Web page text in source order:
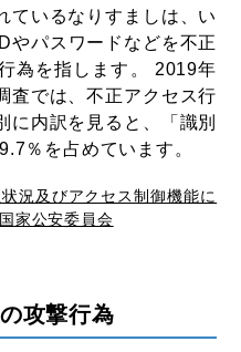
ているなりすましは、い
やパスワードなどを不正
為を指します。 2019年
査では、不正アクセス行
に内訳を見ると、「識別
％を占めています。
況及びアクセス制御機能に
家公安委員会
攻撃行為